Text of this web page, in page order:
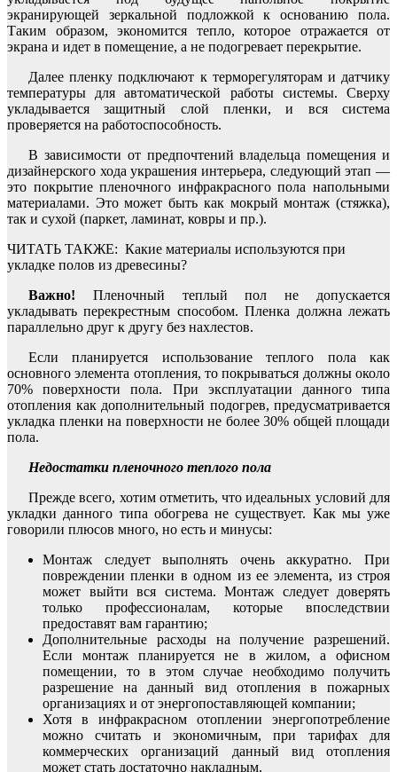
экранирующей зеркальной подложкой к основанию пола.
Таким образом, экономится тепло, которое отражается от
экрана и идет в помещение, а не подогревает перекрытие.
Далее пленку подключают к терморегуляторам и датчику
температуры для автоматической работы системы. Сверху
укладывается защитный слой пленки, и вся система
проверяется на работоспособность.
В зависимости от предпочтений владельца помещения и
дизайнерского хода украшения интерьера, следующий этап —
это покрытие пленочного инфракрасного пола напольными
материалами. Это может быть как мокрый монтаж (стяжка),
так и сухой (паркет, ламинат, ковры и пр.).
ЧИТАТЬ ТАКЖЕ: Какие материалы используются при
укладке полов из древесины?
Важно! Пленочный теплый пол не допускается
укладывать перекрестным способом. Пленка должна лежать
параллельно друг к другу без нахлестов.
Если планируется использование теплого пола как
основного элемента отопления, то покрываться должны около
70% поверхности пола. При эксплуатации данного типа
отопления как дополнительный подогрев, предусматривается
укладка пленки на поверхности не более 30% общей площади
пола.
Недостатки пленочного теплого пола
Прежде всего, хотим отметить, что идеальных условий для
укладки данного типа обогрева не существует. Как мы уже
говорили плюсов много, но есть и минусы:
Монтаж следует выполнять очень аккуратно. При
повреждении пленки в одном из ее элемента, из строя
может выйти вся система. Монтаж следует доверять
только профессионалам, которые впоследствии
предоставят вам гарантию;
Дополнительные расходы на получение разрешений.
Если монтаж планируется не в жилом, а офисном
помещении, то в этом случае необходимо получить
разрешение на данный вид отопления в пожарных
организациях и от энергопоставляющей компании;
Хотя в инфракрасном отоплении энергопотребление
можно считать и экономичным, при тарифах для
коммерческих организаций данный вид отопления
может стать достаточно накладным.